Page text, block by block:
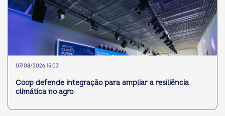
07/08/2026 15:03
Coop defende integração para ampliar a resiliência
climática no agro